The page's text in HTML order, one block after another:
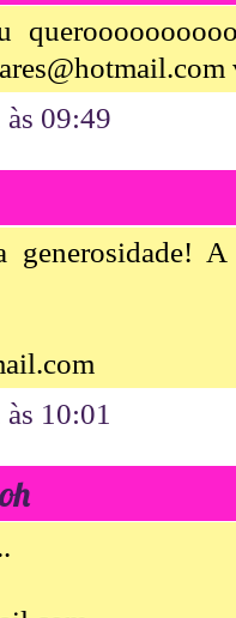
09:49
generosidade!
10:01